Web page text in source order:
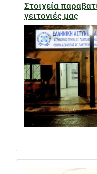
Στοιχεία
γειτονιές μας